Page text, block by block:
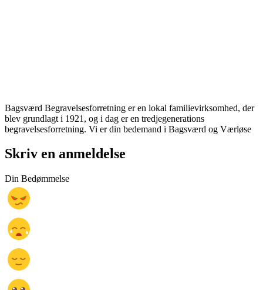
Bagsværd Begravelsesforretning er en lokal familievirksomhed, der
blev grundlagt i 1921, og i dag er en tredjegenerations
begravelsesforretning. Vi er din bedemand i Bagsværd og Værløse
Skriv en anmeldelse
Din Bedømmelse